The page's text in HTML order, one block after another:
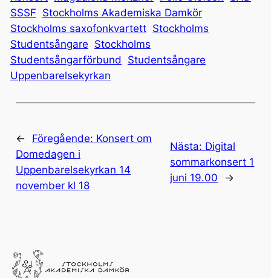
SSSF Stockholms Akademiska Damkör
Stockholms saxofonkvartett Stockholms
Studentsångare Stockholms
Studentsångarförbund
Studentsångare
Uppenbarelsekyrkan
← Föregående: Konsert om
Domedagen i
Uppenbarelsekyrkan 14
november kl 18
Nästa: Digital
sommarkonsert 1
juni 19.00
→